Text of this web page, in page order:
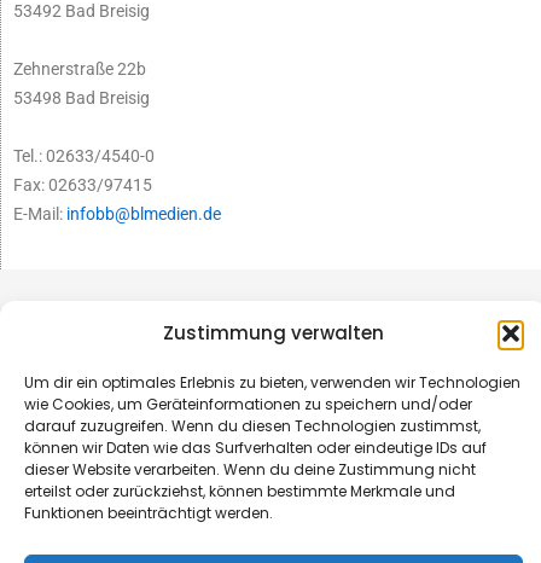
Zustimmung verwalten
Um dir ein optimales Erlebnis zu bieten, verwenden wir Technologien
wie Cookies, um Geräteinformationen zu speichern und/oder
darauf zuzugreifen. Wenn du diesen Technologien zustimmst,
können wir Daten wie das Surfverhalten oder eindeutige IDs auf
dieser Website verarbeiten. Wenn du deine Zustimmung nicht
erteilst oder zurückziehst, können bestimmte Merkmale und
Funktionen beeinträchtigt werden.
53492 Bad Breisig
Zehnerstraße 22b
53498 Bad Breisig
Tel.: 02633/4540-0
Fax: 02633/97415
E-Mail: infobb@blmedien.de